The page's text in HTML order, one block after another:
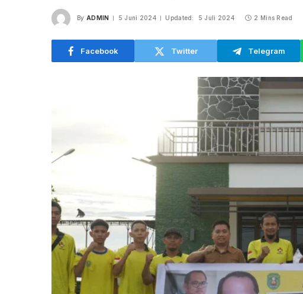
By ADMIN 5 Juni 2024 Updated: 5 Juli 2024 2 Mins Read
Facebook Twitter Telegram